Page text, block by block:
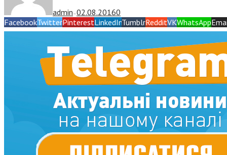
admin —02.08.20160
FacebookTwitterPinterestLinkedInTumblrRedditVKWhatsApp